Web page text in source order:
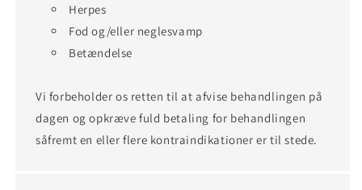
Herpes
Fod og/eller neglesvamp
Betændelse
Vi forbeholder os retten til at afvise behandlingen på
dagen og opkræve fuld betaling for behandlingen
såfremt en eller flere kontraindikationer er til stede.